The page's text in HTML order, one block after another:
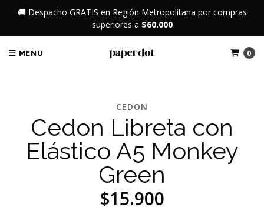
🚚 Despacho GRATIS en Región Metropolitana por compras
superiores a $60.000
MENU 0
CEDON
Cedon Libreta con
Elástico A5 Monkey
Green
$15.900